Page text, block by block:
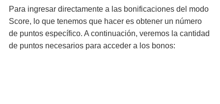
Para ingresar directamente a las bonificaciones del modo
Score, lo que tenemos que hacer es obtener un número
de puntos específico. A continuación, veremos la cantidad
de puntos necesarios para acceder a los bonos: